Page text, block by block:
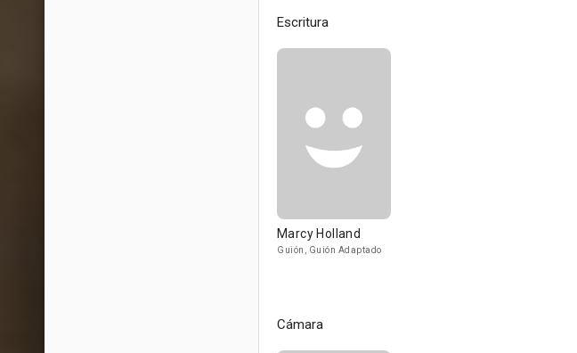
Escritura
Marcy Holland
Guión, Guión Adaptado
Cámara